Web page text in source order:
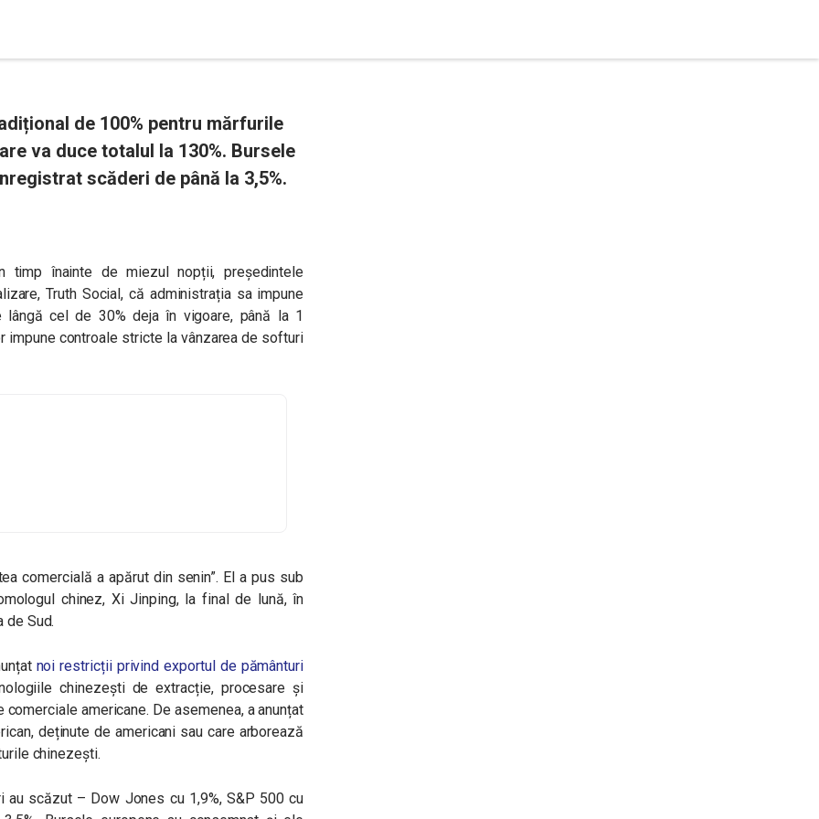
de 100% pentru mărfurile
va duce totalul la 130%. Bursele
scăderi de până la 3,5%.
timp înainte de miezul nopții, președintele
Truth Social, că administrația sa impune
cel de 30% deja în vigoare, până la 1
impune controale stricte la vânzarea de softuri
comercială a apărut din senin”. El a pus sub
chinez, Xi Jinping, la final de lună, în
de Sud.
noi restricții privind exportul de pământuri
chinezești de extracție, procesare și
americane. De asemenea, a anunțat
deținute de americani sau care arborează
chinezești.
au scăzut – Dow Jones cu 1,9%, S&P 500 cu